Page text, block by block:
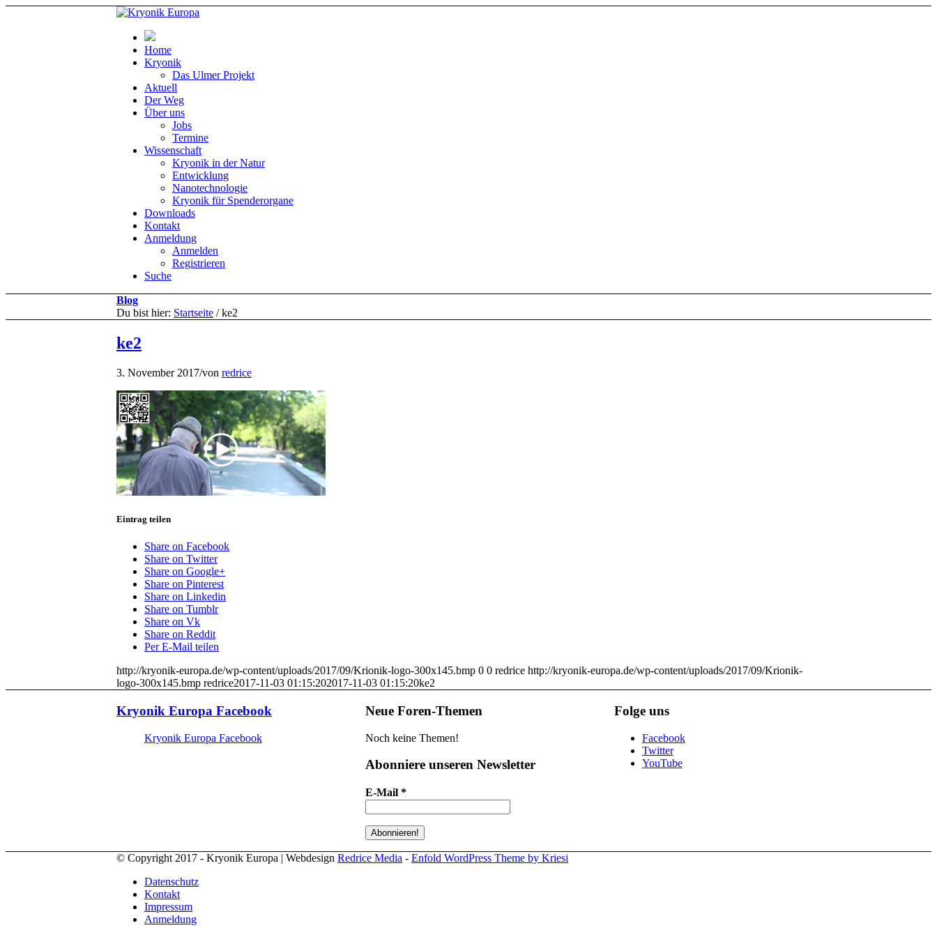
Home
Kryonik
Das Ulmer Projekt
Aktuell
Der Weg
Über uns
Jobs
Termine
Wissenschaft
Kryonik in der Natur
Entwicklung
Nanotechnologie
Kryonik für Spenderorgane
Downloads
Kontakt
Anmeldung
Anmelden
Registrieren
Suche
Blog
Du bist hier: Startseite / ke2
ke2
3. November 2017/von redrice
Eintrag teilen
Share on Facebook
Share on Twitter
Share on Google+
Share on Pinterest
Share on Linkedin
Share on Tumblr
Share on Vk
Share on Reddit
Per E-Mail teilen
http://kryonik-europa.de/wp-content/uploads/2017/09/Krionik-logo-300x145.bmp 0 0 redrice http://kryonik-europa.de/wp-content/uploads/2017/09/Krionik-
logo-300x145.bmp redrice2017-11-03 01:15:202017-11-03 01:15:20ke2
Kryonik Europa Facebook
Kryonik Europa Facebook
Neue Foren-Themen
Noch keine Themen!
Abonniere unseren Newsletter
E-Mail *
Folge uns
Facebook
Twitter
YouTube
© Copyright 2017 - Kryonik Europa | Webdesign Redrice Media - Enfold WordPress Theme by Kriesi
Datenschutz
Kontakt
Impressum
Anmeldung